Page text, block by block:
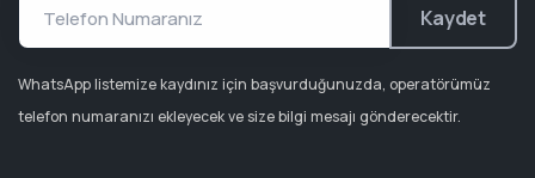
Kaydet
WhatsApp listemize kaydınız için başvurduğunuzda, operatörümüz
telefon numaranızı ekleyecek ve size bilgi mesajı gönderecektir.